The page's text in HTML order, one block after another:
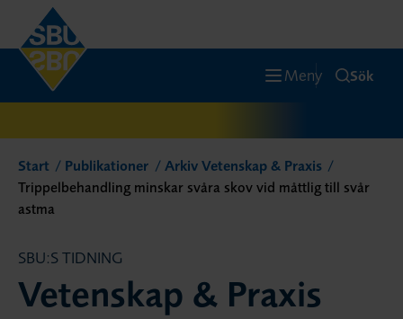
Meny Sök
Start Publikationer
Arkiv Vetenskap & Praxis
Trippelbehandling minskar svåra skov vid måttlig till svår
astma
SBU:S TIDNING
Vetenskap & Praxis